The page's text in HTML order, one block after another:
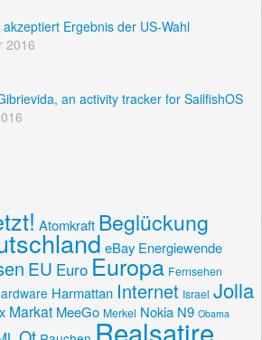
Ergebnis der US-Wahl
2016
an activity tracker for SailfishOS
Atomkraft Beglückung
eBay Energiewende
EU Euro Europa Fernsehen
Harmattan Internet Israel Jolla
Markat MeeGo Merkel Nokia N9 Obama
Realsatire